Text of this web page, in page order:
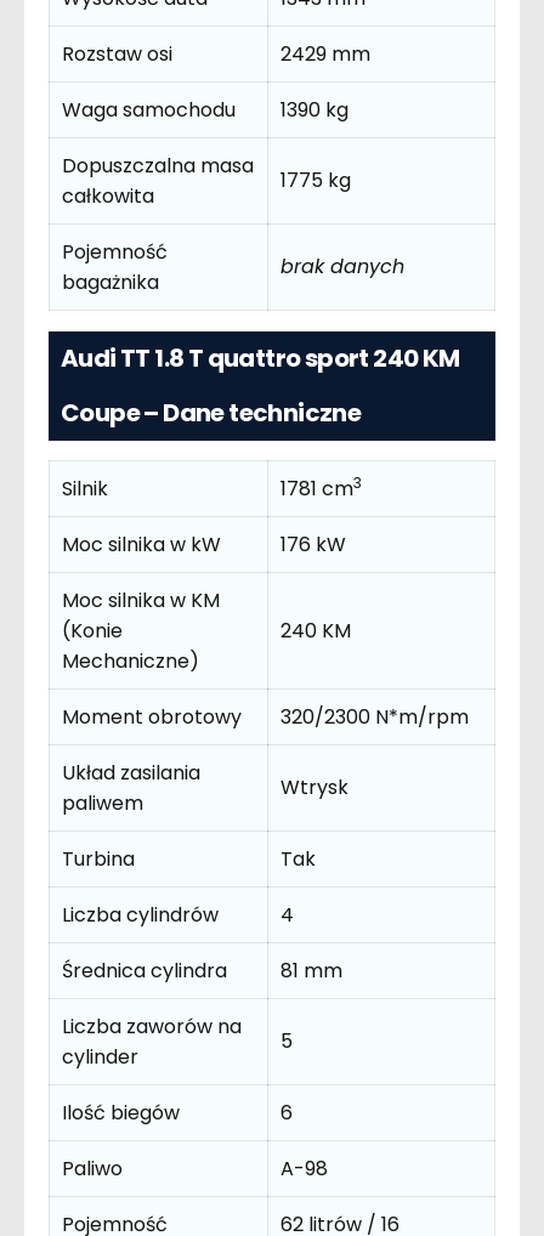
Rozstaw osi
2429 mm
Waga samochodu
1390 kg
Dopuszczalna masa
całkowita
1775 kg
Pojemność
bagażnika
brak danych
Audi TT 1.8 T quattro sport 240 KM
Coupe – Dane techniczne
Silnik 1781 cm3
Moc silnika w kW
176 kW
Moc silnika w KM
(Konie
Mechaniczne)
240 KM
Moment obrotowy
320/2300 N*m/rpm
Układ zasilania
paliwem
Wtrysk
Turbina
Tak
Liczba cylindrów
4
Średnica cylindra
81 mm
Liczba zaworów na
cylinder
5
Ilość biegów
6
Paliwo
A-98
Pojemność
62 litrów / 16